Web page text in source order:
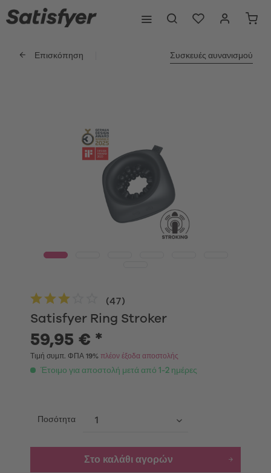
Επισκόπηση Συσκευές αυνανισμού
Satisfyer Ring Stroker
(47)
59,95 € *
Τιμή συμπ. ΦΠΑ 19% πλέον έξοδα αποστολής
Έτοιμο για αποστολή μετά από 1-2 ημέρες
Ποσότητα
Στο καλάθι αγορών